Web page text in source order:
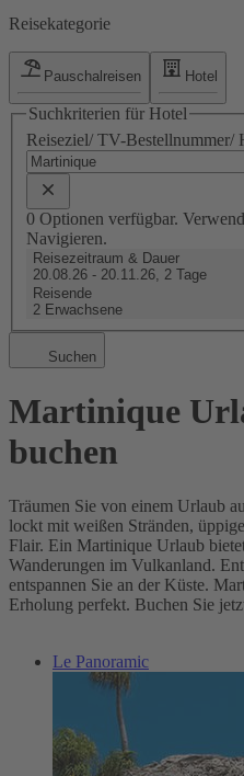
Reisekategorie
Pauschalreisen Hotel
Suchkriterien für Hotel
Reiseziel/ TV-Bestellnummer/
0 Optionen verfügbar.
Navigieren.
Reisezeitraum & Dauer
20.08.26 - 20.11.26, 2 Tage
Reisende
2 Erwachsene
Suchen
Martinique
buchen
Träumen Sie von einem Urlaub
lockt mit weißen Stränden,
Flair. Ein Martinique Urlaub
Wanderungen im Vulkanland.
entspannen Sie an der Küste.
Erholung perfekt. Buchen Sie
Le Panoramic